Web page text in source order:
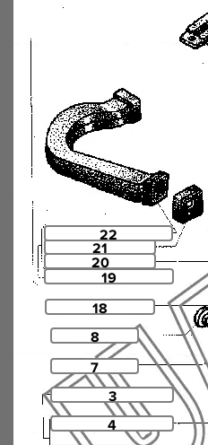
3
4
7
8
18
19
20
21
22